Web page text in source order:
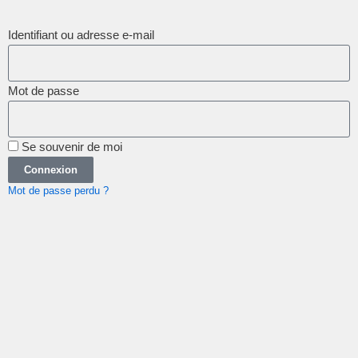
Identifiant ou adresse e-mail
Mot de passe
Se souvenir de moi
Connexion
Mot de passe perdu ?